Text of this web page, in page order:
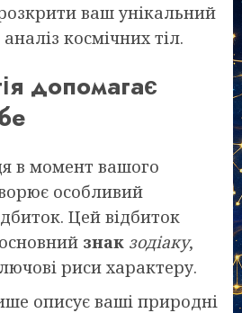
ваш унікальний
космічних тіл.
допомагає
в момент вашого
особливий
Цей відбиток
знак зодіаку,
риси характеру.
описує ваші природні